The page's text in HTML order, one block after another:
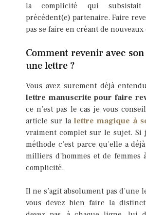
la complicité qui subsistait
précédent(e) partenaire. Faire
pas se faire en créant de
Comment revenir avec
une lettre ?
Vous avez surement déjà
lettre manuscrite pour faire
ce n’est pas le cas je vous
article sur la lettre magique à
vraiment complet sur le sujet. Si
méthode c’est parce qu’elle a
milliers d’hommes et de femmes
complicité.
Il ne s’agit absolument pas d’une
vous devez bien faire la